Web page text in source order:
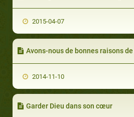
2015-04-07
Avons-nous de bonnes raisons
2014-11-10
Garder Dieu dans son cœur